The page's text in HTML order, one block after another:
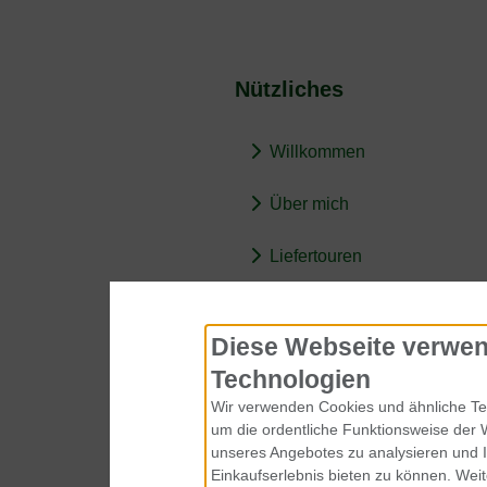
Nützliches
Willkommen
Über mich
Liefertouren
Diese Webseite
Technologien
Wir verwenden Cookies und ähnliche
um die ordentliche Funktionsweise der
unseres Angebotes zu analysieren und
Einkaufserlebnis bieten zu können.